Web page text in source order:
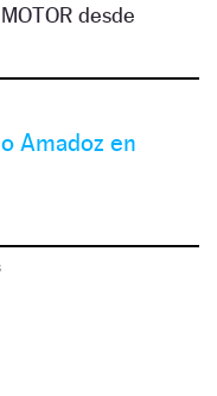
desde
Amadoz en